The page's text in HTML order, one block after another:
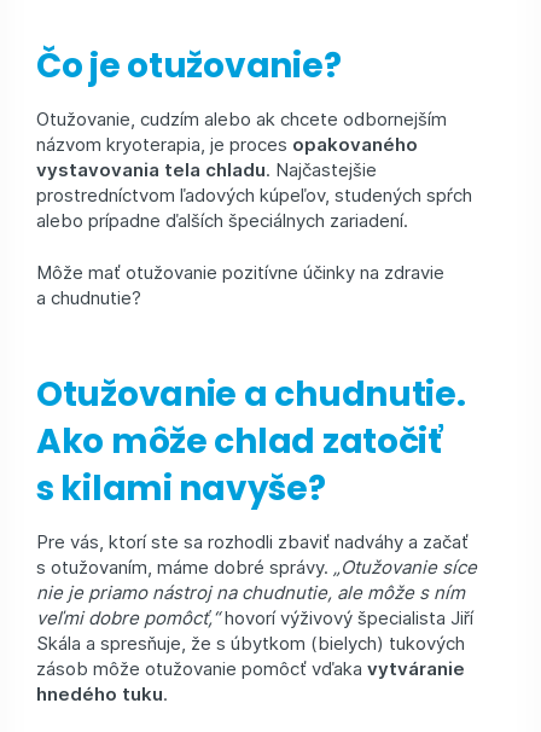
Čo je otužovanie?
Otužovanie, cudzím alebo ak chcete odbornejším
názvom kryoterapia, je proces opakovaného
vystavovania tela chladu. Najčastejšie
prostredníctvom ľadových kúpeľov, studených spŕch
alebo prípadne ďalších špeciálnych zariadení.
Môže mať otužovanie pozitívne účinky na zdravie
a chudnutie?
Otužovanie a chudnutie.
Ako môže chlad zatočiť
s kilami navyše?
Pre vás, ktorí ste sa rozhodli zbaviť nadváhy a začať
s otužovaním, máme dobré správy. „Otužovanie síce
nie je priamo nástroj na chudnutie, ale môže s ním
veľmi dobre pomôcť,“hovorí výživový špecialista Jiří
Skála a spresňuje, že s úbytkom (bielych) tukových
zásob môže otužovanie pomôcť vďaka vytváranie
hnedého tuku.